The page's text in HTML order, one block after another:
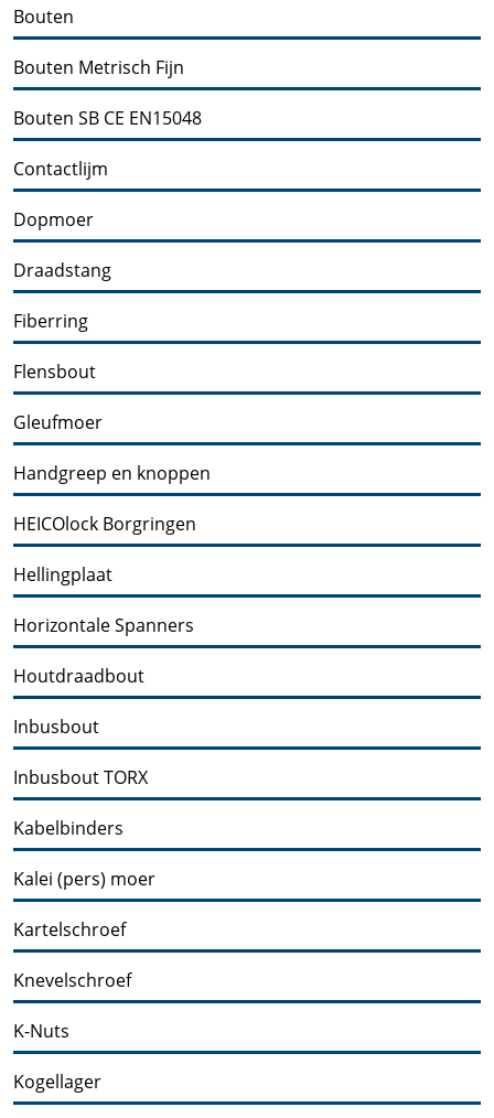
Bouten
Bouten Metrisch Fijn
Bouten SB CE EN15048
Contactlijm
Dopmoer
Draadstang
Fiberring
Flensbout
Gleufmoer
Handgreep en knoppen
HEICOlock Borgringen
Hellingplaat
Horizontale Spanners
Houtdraadbout
Inbusbout
Inbusbout TORX
Kabelbinders
Kalei (pers) moer
Kartelschroef
Knevelschroef
K-Nuts
Kogellager